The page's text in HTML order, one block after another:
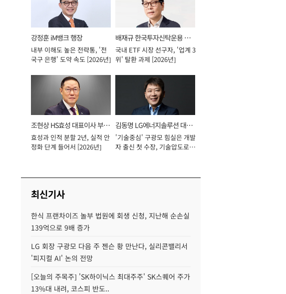
강정훈 iM뱅크 행장
내부 이해도 높은 전략통, '전
국구 은행' 도약 속도 [2026년]
배재규 한국투자신탁운용 대
표이사 사장
국내 ETF 시장 선구자, '업계 3
위' 탈환 과제 [2026년]
조현상 HS효성 대표이사 부회
장
효성과 인적 분할 2년, 실적 안
정화 단계 들어서 [2026년]
김동명 LG에너지솔루션 대표
이사 사장
'기술중심' 구광모 힘실은 개발
자 출신 첫 수장, 기술압도로
최신기사
한식 프랜차이즈 놀부 법원에 회생 신청, 지난해 순손실
139억으로 9배 증가
LG 회장 구광모 다음 주 젠슨 황 만난다, 실리콘밸리서
'피지컬 AI' 논의 전망
[오늘의 주목주] 'SK하이닉스 최대주주' SK스퀘어 주가
13%대 내려, 코스피 반도..